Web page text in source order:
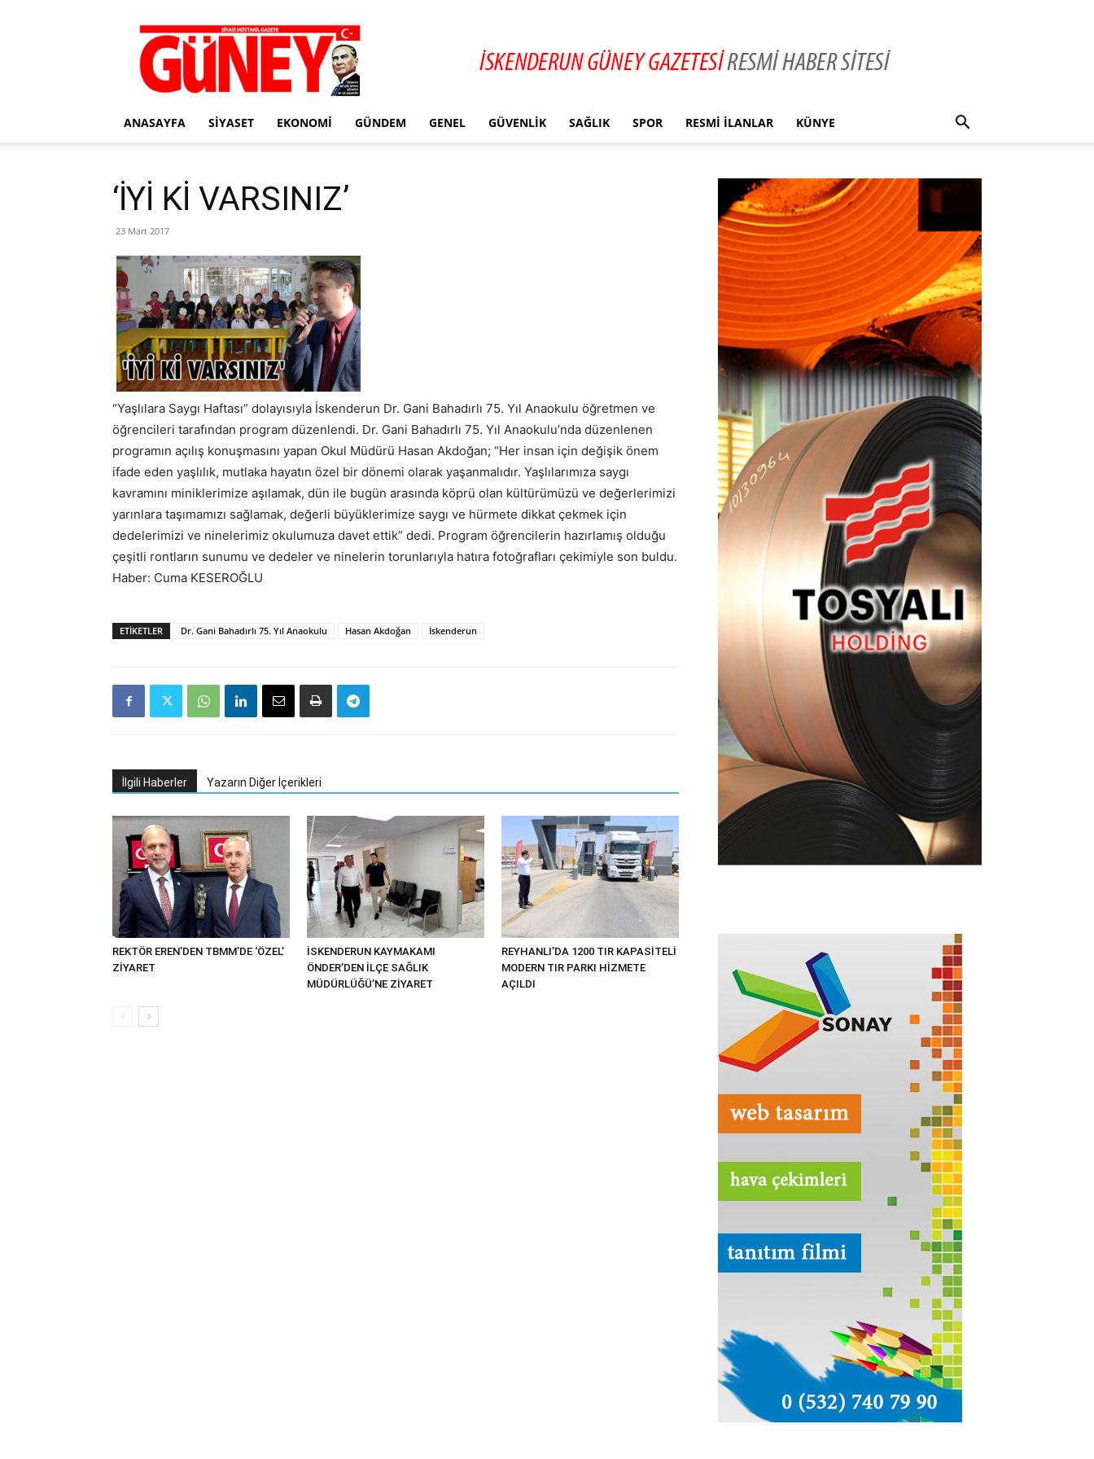
Gazete
Güney
ANASAYFA SIYASET EKONOMI GÜNDEM GENEL GÜVENLIK SAĞLIK SPOR RESMI İLANLAR KÜNYE
‘İYİ Kİ VARSINIZ’
23 Mart 2017
“Yaşlılara Saygı Haftası” dolayısıyla İskenderun Dr. Gani Bahadırlı 75. Yıl Anaokulu öğretmen ve
öğrencileri tarafından program düzenlendi. Dr. Gani Bahadırlı 75. Yıl Anaokulu’nda düzenlenen
programın açılış konuşmasını yapan Okul Müdürü Hasan Akdoğan; “Her insan için değişik önem
ifade eden yaşlılık, mutlaka hayatın özel bir dönemi olarak yaşanmalıdır. Yaşlılarımıza saygı
kavramını miniklerimize aşılamak, dün ile bugün arasında köprü olan kültürümüzü ve değerlerimizi
yarınlara taşımamızı sağlamak, değerli büyüklerimize saygı ve hürmete dikkat çekmek için
dedelerimizi ve ninelerimiz okulumuza davet ettik” dedi. Program öğrencilerin hazırlamış olduğu
çeşitli rontların sunumu ve dedeler ve ninelerin torunlarıyla hatıra fotoğrafları çekimiyle son buldu.
Haber: Cuma KESEROĞLU
ETIKETLER Dr. Gani Bahadırlı 75. Yıl Anaokulu Hasan Akdoğan İskenderun
İlgili Haberler Yazarın Diğer İçerikleri
REKTÖR EREN’DEN TBMM’DE ‘ÖZEL’
ZİYARET
İSKENDERUN KAYMAKAMI
ÖNDER’DEN İLÇE SAĞLIK
MÜDÜRLÜĞÜ’NE ZİYARET
REYHANLI’DA 1200 TIR KAPASİTELİ
MODERN TIR PARKI HİZMETE
AÇILDI